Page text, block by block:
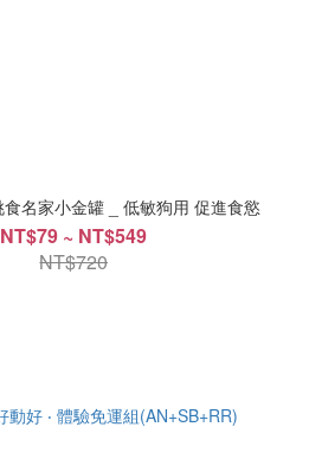
SB 韓國｜A/a挑食名家小金罐 _ 低敏狗用 促進食慾
NT$79 ~ NT$549
NT$720